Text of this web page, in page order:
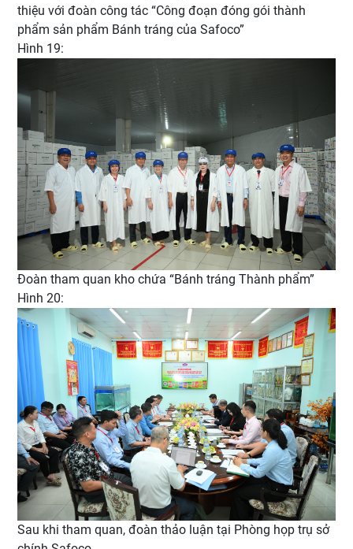
thiệu với đoàn công tác “Công đoạn đóng gói thành
phẩm sản phẩm Bánh tráng của Safoco”
Hình 19:
Đoàn tham quan kho chứa “Bánh tráng Thành phẩm”
Hình 20:
Sau khi tham quan, đoàn thảo luận tại Phòng họp trụ sở